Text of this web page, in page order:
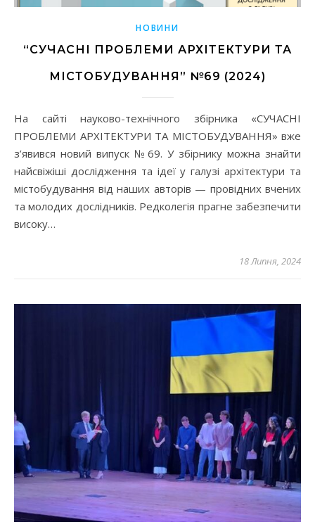
НОВИНИ
“СУЧАСНІ ПРОБЛЕМИ АРХІТЕКТУРИ ТА
МІСТОБУДУВАННЯ” №69 (2024)
На сайті науково-технічного збірника «СУЧАСНІ
ПРОБЛЕМИ АРХІТЕКТУРИ ТА МІСТОБУДУВАННЯ» вже
з’явився новий випуск №69. У збірнику можна знайти
найсвіжіші дослідження та ідеї у галузі архітектури та
містобудування від наших авторів — провідних вчених
та молодих дослідників. Редколегія прагне забезпечити
високу…
18 Липня, 2024